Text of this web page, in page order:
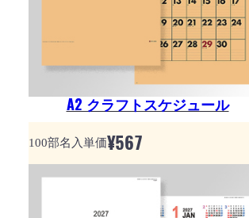
A2 クラフトスケジュール
100部名入単価¥567